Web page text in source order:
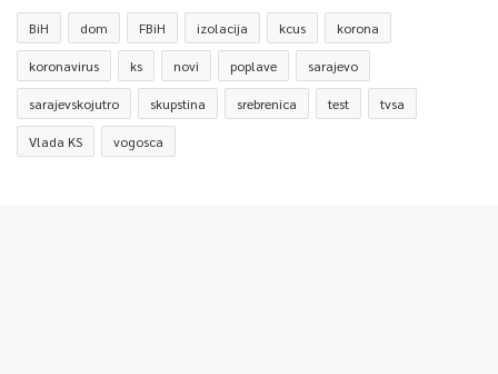
BiH dom FBiH izolacija kcus korona
koronavirus ks novi poplave sarajevo
sarajevskojutro skupstina srebrenica test tvsa
Vlada KS vogosca